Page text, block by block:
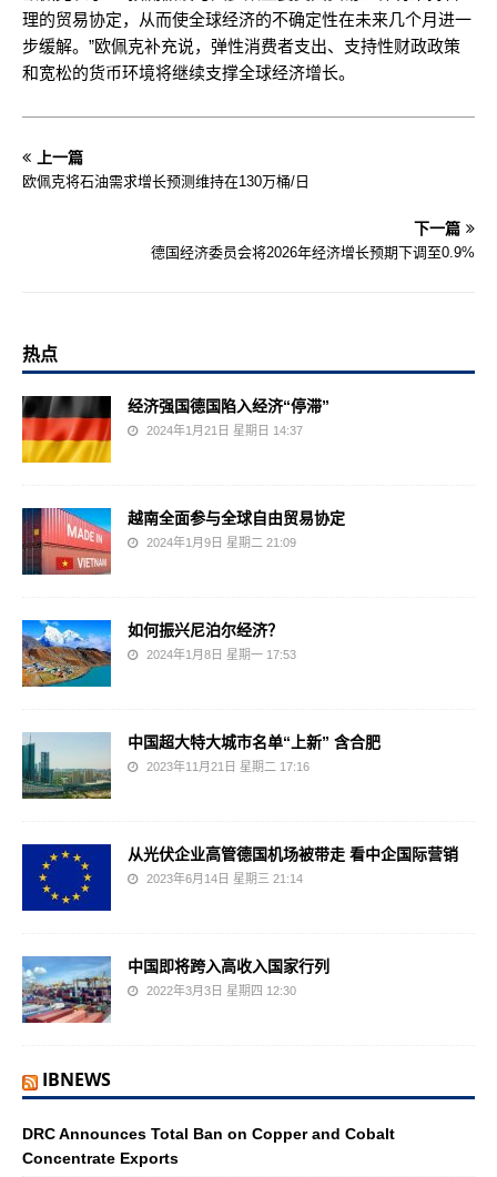
理的贸易协定，从而使全球经济的不确定性在未来几个月进一
步缓解。”欧佩克补充说，弹性消费者支出、支持性财政政策
和宽松的货币环境将继续支撑全球经济增长。
上一篇
欧佩克将石油需求增长预测维持在130万桶/日
下一篇
德国经济委员会将2026年经济增长预期下调至0.9%
热点
经济强国德国陷入经济“停滞”
2024年1月21日 星期日 14:37
越南全面参与全球自由贸易协定
2024年1月9日 星期二 21:09
如何振兴尼泊尔经济？
2024年1月8日 星期一 17:53
中国超大特大城市名单“上新” 含合肥
2023年11月21日 星期二 17:16
从光伏企业高管德国机场被带走 看中企国际营销
2023年6月14日 星期三 21:14
中国即将跨入高收入国家行列
2022年3月3日 星期四 12:30
IBNEWS
DRC Announces Total Ban on Copper and Cobalt
Concentrate Exports